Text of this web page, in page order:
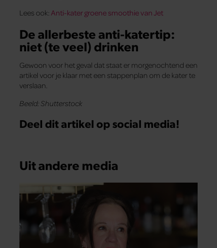
Lees ook: Anti-kater groene smoothie van Jet
De allerbeste anti-katertip:
niet (te veel) drinken
Gewoon voor het geval dat staat er morgenochtend een
artikel voor je klaar met een stappenplan om de kater te
verslaan.
Beeld: Shutterstock
Deel dit artikel op social media!
Uit andere media